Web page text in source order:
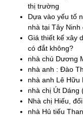
thị trường
Dựa vào yếu tố
nhà tại Tây
Giá thiết kế xây
có đắt không?
nhà chú Dương
nhà anh : Đào
nhà anh Lê Hữu
nhà chị Út Dáng
Nhà chị Hiếu,
nhà Hủ tiếu